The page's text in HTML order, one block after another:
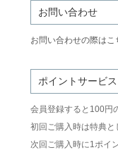
お問い合わせ
お問い合わせの際は
ポイントサービス
会員登録すると100円
初回ご購入時は特典と
次回ご購入時に1ポイ